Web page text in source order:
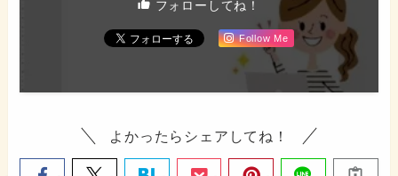
フォローしてね！
Follow Me
よかったらシェアしてね！